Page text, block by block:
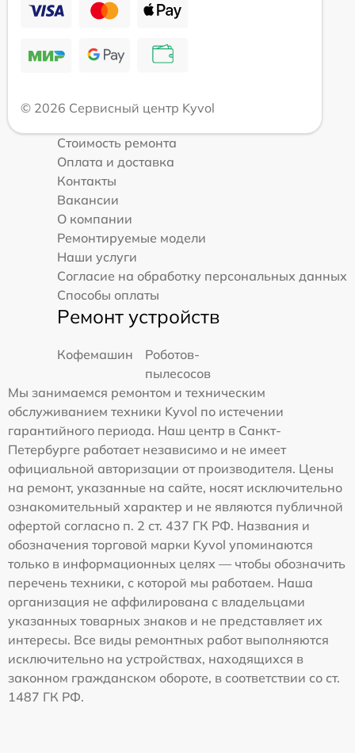
© 2026 Сервисный центр Kyvol
Стоимость ремонта
Оплата и доставка
Контакты
Вакансии
О компании
Ремонтируемые модели
Наши услуги
Согласие на обработку персональных данных
Способы оплаты
Ремонт устройств
Кофемашин
Роботов-
пылесосов
Мы занимаемся ремонтом и техническим
обслуживанием техники Kyvol по истечении
гарантийного периода. Наш центр в Санкт-
Петербурге работает независимо и не имеет
официальной авторизации от производителя. Цены
на ремонт, указанные на сайте, носят исключительно
ознакомительный характер и не являются публичной
офертой согласно п. 2 ст. 437 ГК РФ. Названия и
обозначения торговой марки Kyvol упоминаются
только в информационных целях — чтобы обозначить
перечень техники, с которой мы работаем. Наша
организация не аффилирована с владельцами
указанных товарных знаков и не представляет их
интересы. Все виды ремонтных работ выполняются
исключительно на устройствах, находящихся в
законном гражданском обороте, в соответствии со ст.
1487 ГК РФ.